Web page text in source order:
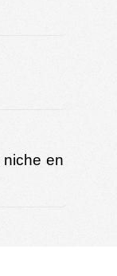
niche en